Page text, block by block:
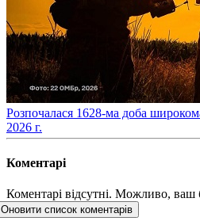
​Розпочалася 1628-ма доба
2026 г.
Коментарі
Коментарі відсутні. Можливо,
Оновити список коментарів